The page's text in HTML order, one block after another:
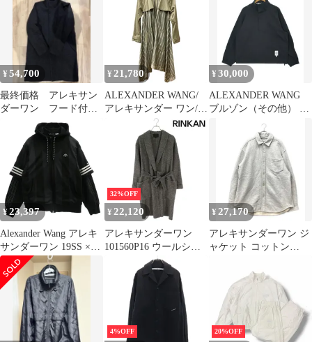
¥54,700
最終価格 アレキサン
ダーワン フード付き
ロングコート ブラック
¥ 21,780
ALEXANDER WANG/
アレキサンダー ワン/切
替コート/ストライプ/カ
ーキ/ベージュ/サイズ8/
メンズ/FB4039
¥30,000
ALEXANDER WANG
ブルゾン（その他） メ
ンズ 【古着】【中古】
【送料無料】
¥23,397
Alexander Wang アレキ
サンダーワン 19SS ×
Adidas Wangbody hood
レイヤード ジップアッ
プ パーカー フーディー
ブラック系 XS【中古】
32%OFF
¥ 22,120
アレキサンダーワン
101560P16 ウールショ
ールカラーコート メン
¥ 27,170
アレキサンダーワン ジ
ャケット コットン
Alexander Wang
4%OFF 20%OFF